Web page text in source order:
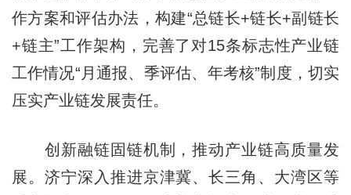
作方案和评估办法，构建“总链长+链长+副链长
+链主”工作架构，完善了对15条标志性产业链
工作情况“月通报、季评估、年考核”制度，切实
压实产业链发展责任。
创新融链固链机制，推动产业链高质量发
展。济宁深入推进京津冀、长三角、大湾区等